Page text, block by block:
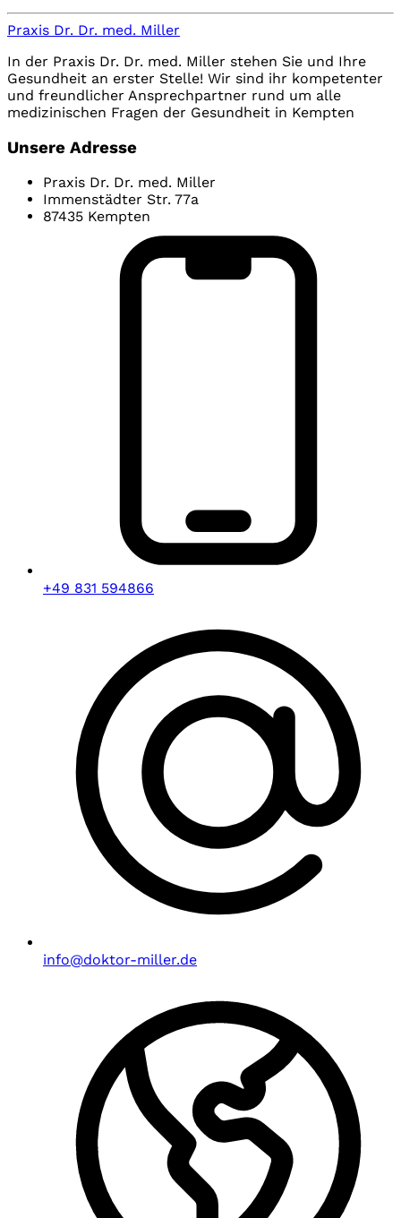
Praxis Dr. Dr. med. Miller
In der Praxis Dr. Dr. med. Miller stehen Sie und Ihre
Gesundheit an erster Stelle! Wir sind ihr kompetenter
und freundlicher Ansprechpartner rund um alle
medizinischen Fragen der Gesundheit in Kempten
Unsere Adresse
Praxis Dr. Dr. med. Miller
Immenstädter Str. 77a
87435 Kempten
+49 831 594866
info@doktor-miller.de